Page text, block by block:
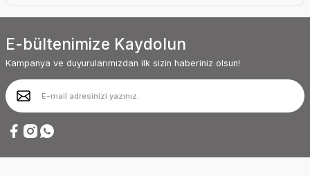
E-bültenimize Kaydolun
Kampanya ve duyurularımızdan ilk sizin haberiniz olsun!